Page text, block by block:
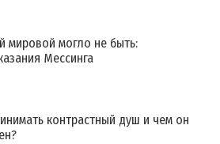
мировой могло не быть:
Мессинга
контрастный душ и чем он